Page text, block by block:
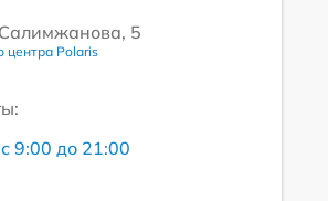
5
центра Polaris
9:00 до 21:00